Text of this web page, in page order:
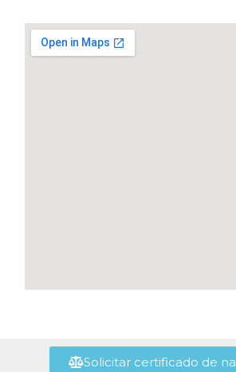
Solicitar certificado de